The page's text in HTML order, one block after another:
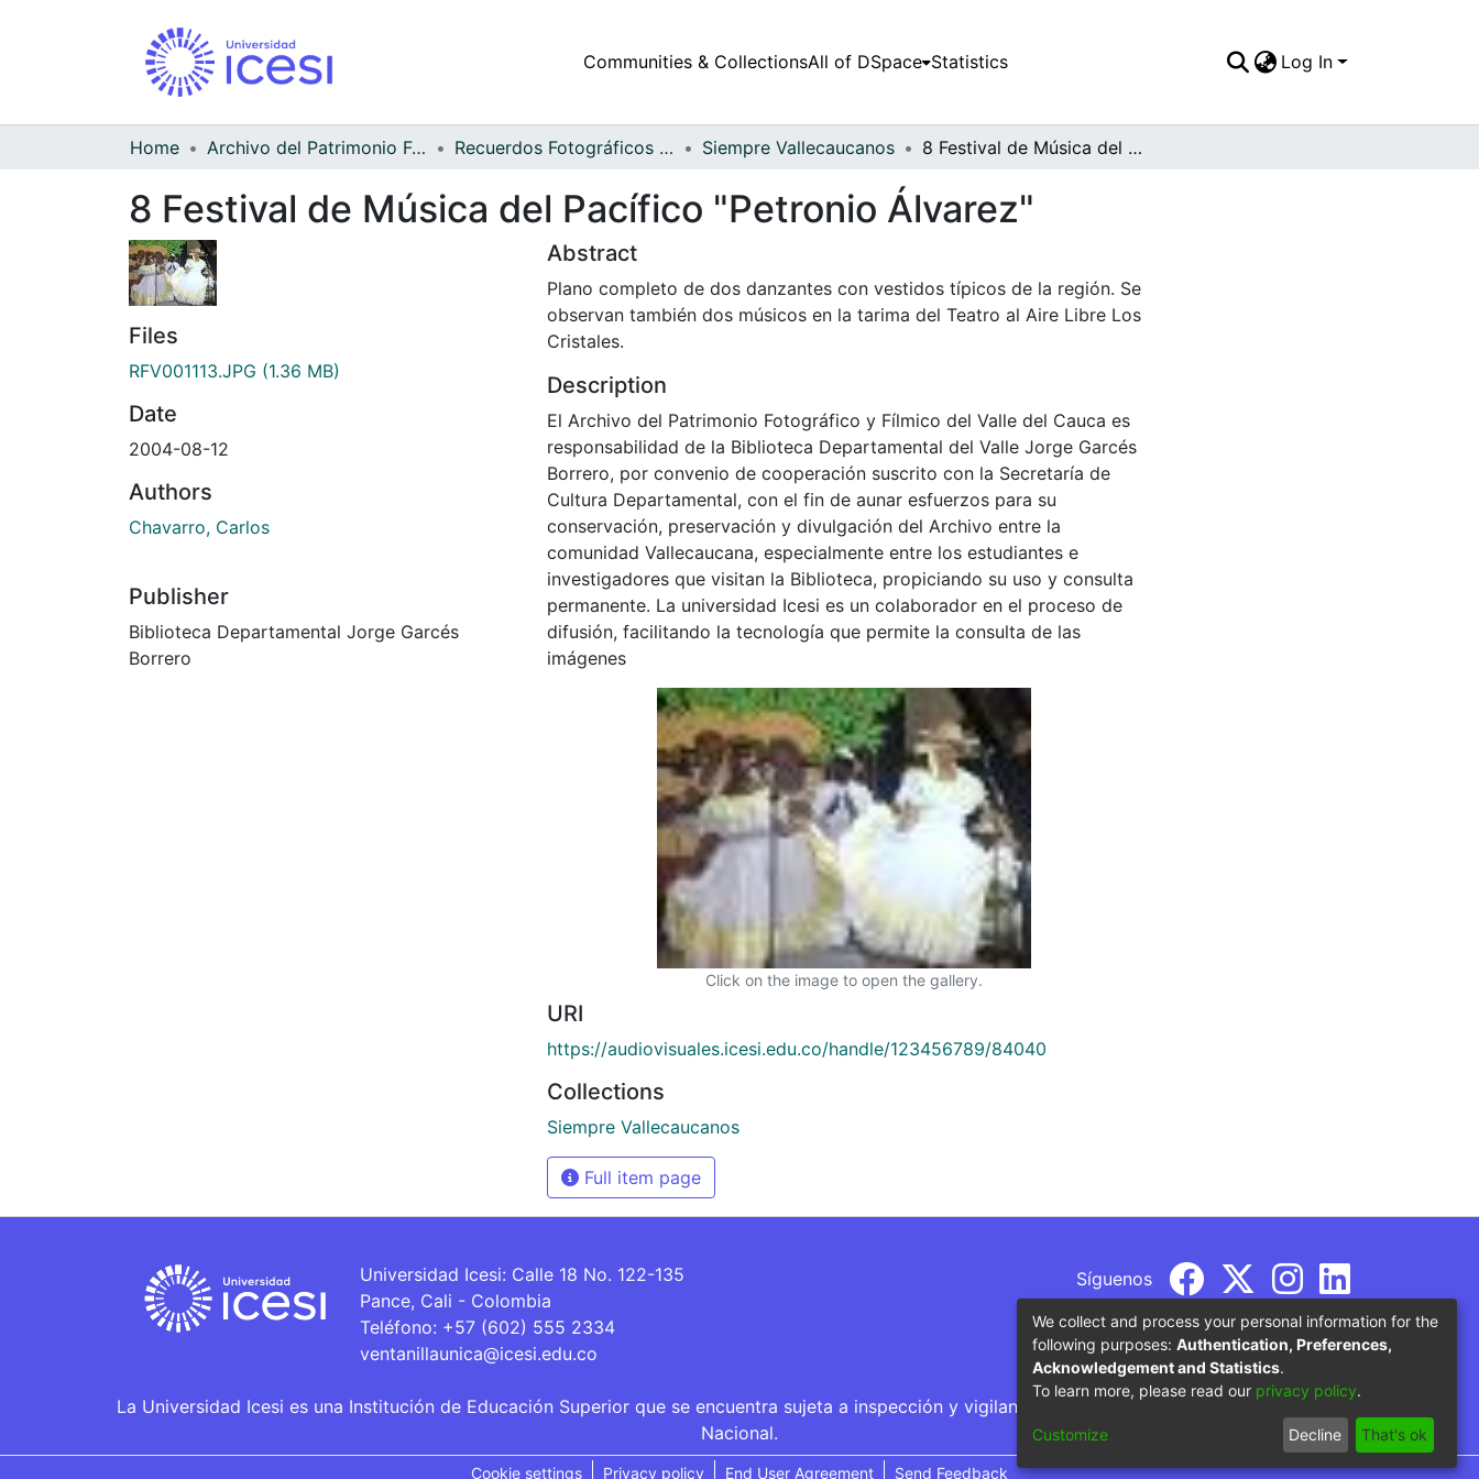
Communities & CollectionsAll of DSpace Statistics Log In
Home Archivo del Patrimonio Fotográfico y Fílmico del Valle del Cauca Recuerdos Fotográficos Vallecaucanos Siempre Vallecaucanos 8 Festival de Música del Pacífico "Petronio Álvarez"
8 Festival de Música del Pacífico "Petronio Álvarez"
Files
RFV001113.JPG (1.36 MB)
Date
2004-08-12
Authors
Chavarro, Carlos
Publisher
Biblioteca Departamental Jorge Garcés
Borrero
Abstract
Plano completo de dos danzantes con vestidos típicos de la región. Se
observan también dos músicos en la tarima del Teatro al Aire Libre Los
Cristales.
Description
El Archivo del Patrimonio Fotográfico y Fílmico del Valle del Cauca es
responsabilidad de la Biblioteca Departamental del Valle Jorge Garcés
Borrero, por convenio de cooperación suscrito con la Secretaría de
Cultura Departamental, con el fin de aunar esfuerzos para su
conservación, preservación y divulgación del Archivo entre la
comunidad Vallecaucana, especialmente entre los estudiantes e
investigadores que visitan la Biblioteca, propiciando su uso y consulta
permanente. La universidad Icesi es un colaborador en el proceso de
difusión, facilitando la tecnología que permite la consulta de las
imágenes
Click on the image to open the gallery.
URI
https://audiovisuales.icesi.edu.co/handle/123456789/84040
Collections
Siempre Vallecaucanos
Full item page
Universidad Icesi: Calle 18 No. 122-135
Pance, Cali - Colombia
Teléfono: +57 (602) 555 2334
ventanillaunica@icesi.edu.co
Síguenos
La Universidad Icesi es una Institución de Educación Superior que se encuentra sujeta a inspección y vigilancia por parte del Ministerio de Educación
Nacional.
Cookie settings Privacy policy End User Agreement Send Feedback
We collect and process your personal information for the
following purposes: Authentication, Preferences,
Acknowledgement and Statistics.
To learn more, please read our privacy policy.
Customize Decline That's ok